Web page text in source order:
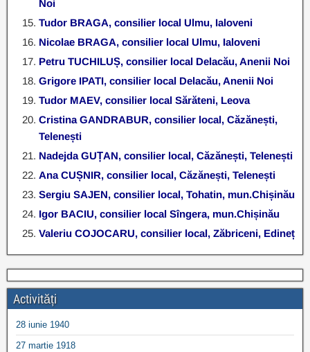
Noi
Tudor BRAGA, consilier local Ulmu, Ialoveni
Nicolae BRAGA, consilier local Ulmu, Ialoveni
Petru TUCHILUȘ, consilier local Delacău, Anenii Noi
Grigore IPATI, consilier local Delacău, Anenii Noi
Tudor MAEV, consilier local Sărăteni, Leova
Cristina GANDRABUR, consilier local, Căzănești,
Telenești
Nadejda GUȚAN, consilier local, Căzănești, Telenești
Ana CUȘNIR, consilier local, Căzănești, Telenești
Sergiu SAJEN, consilier local, Tohatin, mun.Chișinău
Igor BACIU, consilier local Sîngera, mun.Chișinău
Valeriu COJOCARU, consilier local, Zăbriceni, Edineț
Activități
28 iunie 1940
27 martie 1918